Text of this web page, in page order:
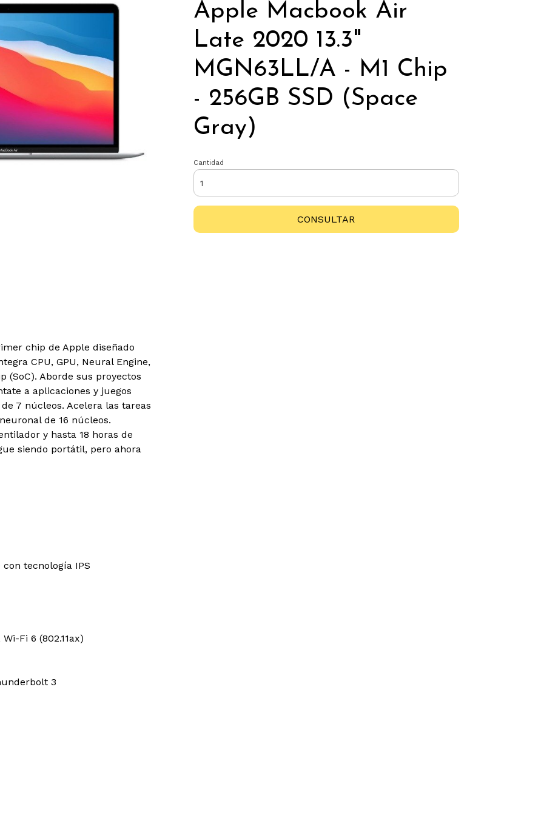
chip de Apple diseñado
CPU, GPU, Neural Engine,
(SoC). Aborde sus proyectos
a aplicaciones y juegos
7 núcleos. Acelera las tareas
de 16 núcleos.
y hasta 18 horas de
siendo portátil, pero ahora
tecnología IPS
Fi 6 (802.11ax)
3
Apple Macbook Air
Late 2020 13.3"
MGN63LL/A - M1 Chip
- 256GB SSD (Space
Gray)
Cantidad
CONSULTAR